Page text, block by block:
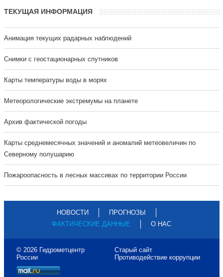
ТЕКУЩАЯ ИНФОРМАЦИЯ
Анимация текущих радарных наблюдений
Cнимки с геостационарных спутников
Карты температуры воды в морях
Метеорологические экстремумы на планете
Архив фактической погоды
Карты среднемесячных значений и аномалий метеовеличин по
Северному полушарию
Пожароопасность в лесных массивах по территории России
НОВОСТИ
ПРОГНОЗЫ
ФАКТИЧЕСКИЕ ДАННЫЕ
О НАС
© 2026 Гидрометцентр
России
Старый сайт
Противодействие коррупции